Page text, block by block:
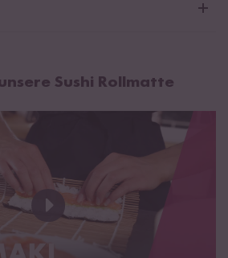
und mit einem Löffel aus Bambus.
Sushi Rollmatte